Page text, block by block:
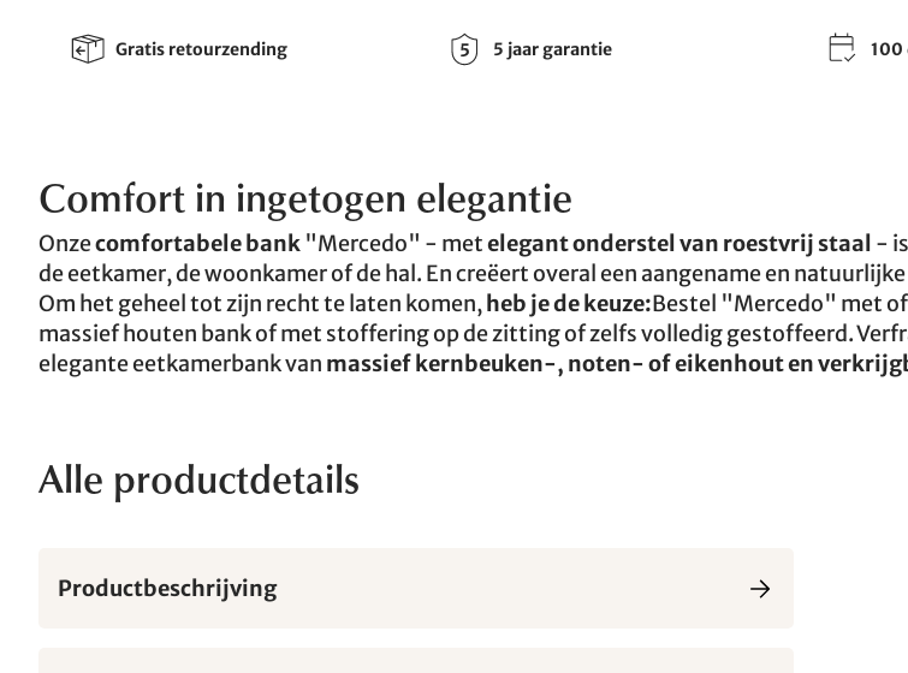
Gratis retourzending 5 jaar garantie 100
Comfort in ingetogen elegantie
Onzecomfortabele bank "Mercedo" - metelegant onderstel van roestvrij staal -
de eetkamer, de woonkamer of de hal. En creëert overal een aangename en
Om het geheel tot zijn recht te laten komen,heb je de keuze:Bestel "Mercedo" met
massief houten bank of met stoffering op de zitting of zelfs volledig gestoffeerd.
elegante eetkamerbank van massief kernbeuken-, noten- of eikenhout en
Alle productdetails
Productbeschrijving